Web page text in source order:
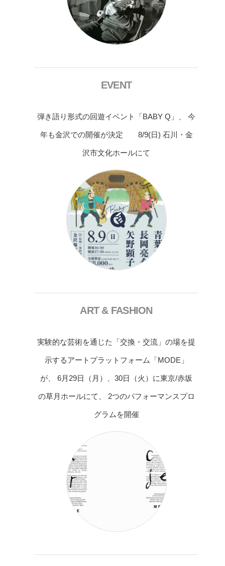
EVENT
弾き語り形式の回遊イベント「BABY Q」、 今
年も金沢での開催が決定 8/9(日) 石川・金
沢市文化ホールにて
ART & FASHION
実験的な芸術を通じた「交換・交流」の場を提
示するアートプラットフォーム「MODE」
が、 6月29日（月）、30日（火）に東京/赤坂
の草月ホールにて、 2つのパフォーマンスプロ
グラムを開催